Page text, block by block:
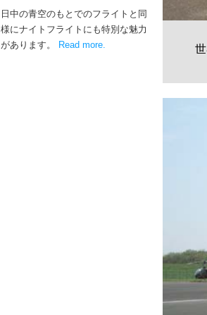
日中の青空のもとでのフライトと同
様にナイトフライトにも特別な魅力
があります。
Read more– ‘ナイトフライトを実施
.